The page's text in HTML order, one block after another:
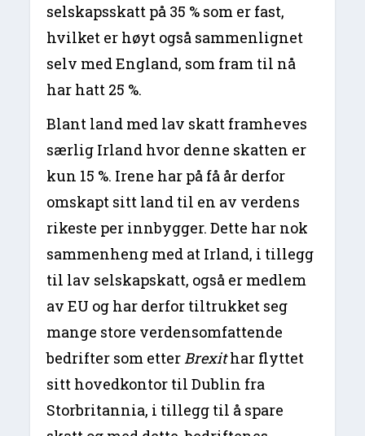
selskapsskatt på 35 % som er fast,
hvilket er høyt også sammenlignet
selv med England, som fram til nå
har hatt 25 %.
Blant land med lav skatt framheves
særlig Irland hvor denne skatten er
kun 15 %. Irene har på få år derfor
omskapt sitt land til en av verdens
rikeste per innbygger. Dette har nok
sammenheng med at Irland, i tillegg
til lav selskapskatt, også er medlem
av EU og har derfor tiltrukket seg
mange store verdensomfattende
bedrifter som etter Brexithar flyttet
sitt hovedkontor til Dublin fra
Storbritannia, i tillegg til å spare